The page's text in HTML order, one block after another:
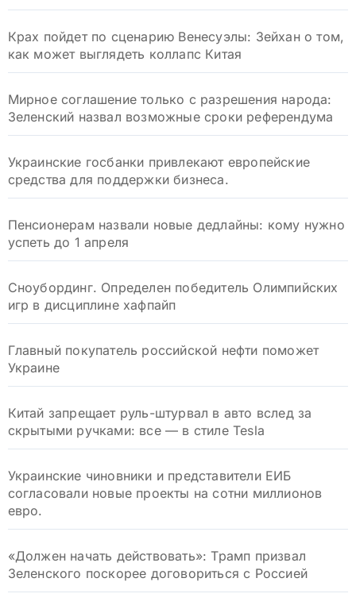
Крах пойдет по сценарию Венесуэлы: Зейхан о том,
как может выглядеть коллапс Китая
Мирное соглашение только с разрешения народа:
Зеленский назвал возможные сроки референдума
Украинские госбанки привлекают европейские
средства для поддержки бизнеса.
Пенсионерам назвали новые дедлайны: кому нужно
успеть до 1 апреля
Сноубординг. Определен победитель Олимпийских
игр в дисциплине хафпайп
Главный покупатель российской нефти поможет
Украине
Китай запрещает руль-штурвал в авто вслед за
скрытыми ручками: все — в стиле Tesla
Украинские чиновники и представители ЕИБ
согласовали новые проекты на сотни миллионов
евро.
«Должен начать действовать»: Трамп призвал
Зеленского поскорее договориться с Россией